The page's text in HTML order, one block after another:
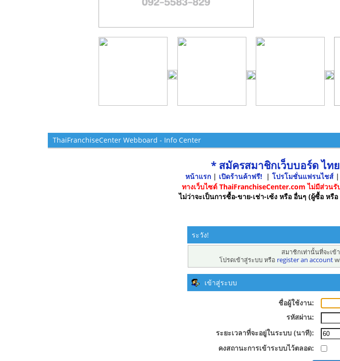
ThaiFranchiseCenter Webboard - Info Center
* สมัครสมาชิกเว็บบอร์ด ไท
หน้าแรก| เปิดร้านค้าฟรี! | โปรโมชั่นแฟรนไชส์ |
ทางเว็บไซต์ ThaiFranchiseCenter.com ไม่มีส่วน
ไม่ว่าจะเป็นการซื้อ-ขาย-เช่า-เซ้ง หรือ อื่นๆ (ผู้ซื้อ ห
ระวัง!
สมาชิกเท่านั้นที่จะเข้
โปรดเข้าสู่ระบบ หรือ register an account
เข้าสู่ระบบ
ชื่อผู้ใช้งาน:
รหัสผ่าน:
ระยะเวลาที่จะอยู่ในระบบ (นาที):
คงสถานะการเข้าระบบไว้ตลอด: